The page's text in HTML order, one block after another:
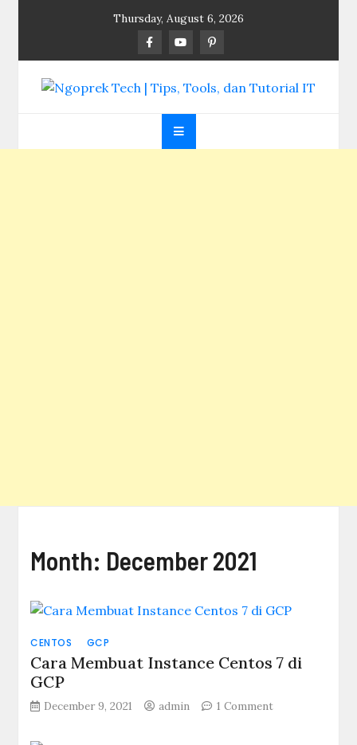
Thursday, August 6, 2026
Ngoprek Tech | Tips,
Tools, dan Tutorial
Month: December 2021
CENTOS GCP
Cara Membuat Instance Centos 7 di
GCP
December 9, 2021 admin 1 Commenton